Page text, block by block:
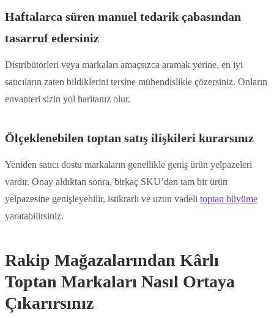
Haftalarca süren manuel tedarik çabasından
tasarruf edersiniz
Distribütörleri veya markaları amaçsızca aramak yerine, en iyi
satıcıların zaten bildiklerini tersine mühendislikle çözersiniz. Onların
envanteri sizin yol haritanız olur.
Ölçeklenebilen toptan satış ilişkileri kurarsınız
Yeniden satıcı dostu markaların genellikle geniş ürün yelpazeleri
vardır. Onay aldıktan sonra, birkaç SKU’dan tam bir ürün
yelpazesine genişleyebilir, istikrarlı ve uzun vadeli toptan büyüme
yaratabilirsiniz.
Rakip Mağazalarından Kârlı
Toptan Markaları Nasıl Ortaya
Çıkarırsınız